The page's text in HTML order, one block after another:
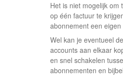
Het is niet mogelijk om
op één factuur te
abonnement een eigen
Wel kan je eventueel
accounts aan elkaar
en snel schakelen
abonnementen en